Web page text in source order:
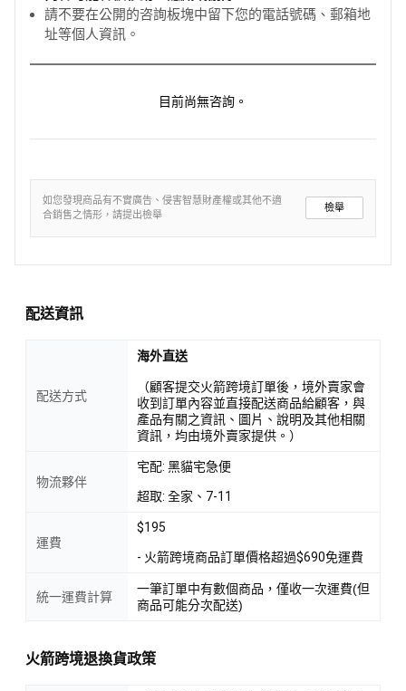
請不要在公開的咨詢板塊中留下您的電話號碼、郵箱地
址等個人資訊。
目前尚無咨詢。
如您發現商品有不實廣告、侵害智慧財產權或其他不適
合銷售之情形，請提出檢舉
檢舉
配送資訊
配送方式
海外直送
（顧客提交火箭跨境訂單後，境外賣家會
收到訂單內容並直接配送商品給顧客，與
產品有關之資訊、圖片、說明及其他相關
資訊，均由境外賣家提供。）
物流夥伴
宅配: 黑貓宅急便
超取: 全家、7-11
運費
$195
- 火箭跨境商品訂單價格超過$690免運費
統一運費計算
一筆訂單中有數個商品，僅收一次運費(但
商品可能分次配送)
火箭跨境退換貨政策